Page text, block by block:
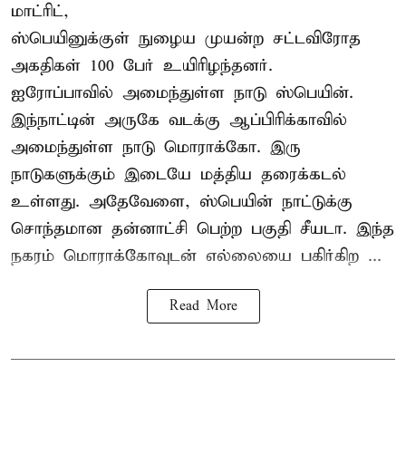
மாட்ரிட்,
ஸ்பெயினுக்குள் நுழைய முயன்ற சட்டவிரோத
அகதிகள் 100 பேர் உயிரிழந்தனர்.
ஐரோப்பாவில் அமைந்துள்ள நாடு ஸ்பெயின்.
இந்நாட்டின் அருகே வடக்கு ஆப்பிரிக்காவில்
அமைந்துள்ள நாடு மொராக்கோ. இரு
நாடுகளுக்கும் இடையே மத்திய தரைக்கடல்
உள்ளது. அதேவேளை, ஸ்பெயின் நாட்டுக்கு
சொந்தமான தன்னாட்சி பெற்ற பகுதி சீயடா. இந்த
நகரம் மொராக்கோவுடன் எல்லையை பகிர்கிற ...
Read More